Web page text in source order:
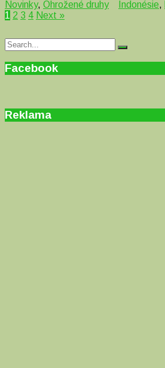
Novinky, Ohrožené druhy Indonésie,
1 2 3 4 Next »
Search
for:
Search
Facebook
Reklama